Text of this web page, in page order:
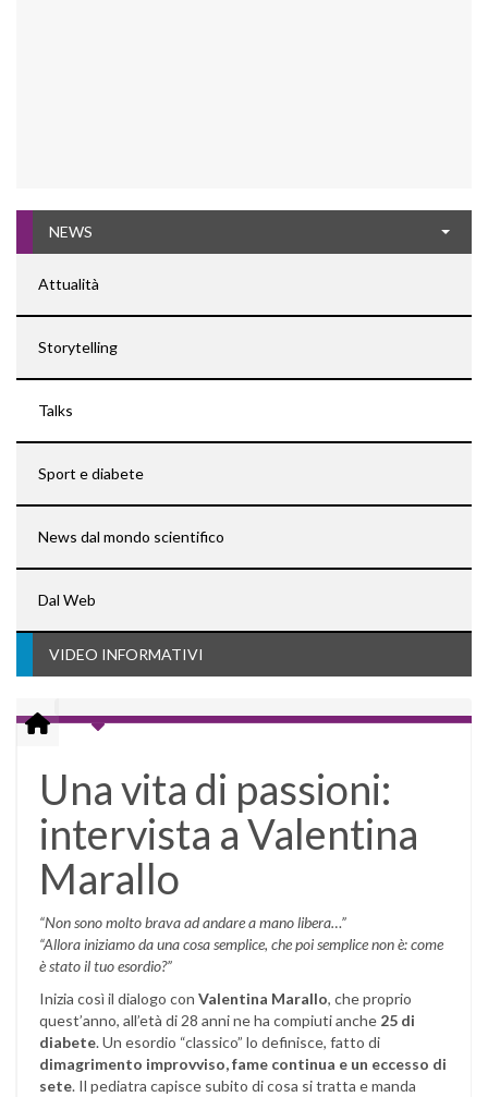
NEWS
Attualità
Storytelling
Talks
Sport e diabete
News dal mondo scientifico
Dal Web
VIDEO INFORMATIVI
Una vita di passioni:
intervista a Valentina
Marallo
“Non sono molto brava ad andare a mano libera…”
“Allora iniziamo da una cosa semplice, che poi semplice non è: come
è stato il tuo esordio?”
Inizia così il dialogo con Valentina Marallo, che proprio
quest’anno, all’età di 28 anni ne ha compiuti anche 25 di
diabete. Un esordio “classico” lo definisce, fatto di
dimagrimento improvviso, fame continua e un eccesso di
sete. Il pediatra capisce subito di cosa si tratta e manda